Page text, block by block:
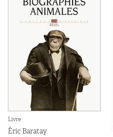
Livre
Éric Baratay